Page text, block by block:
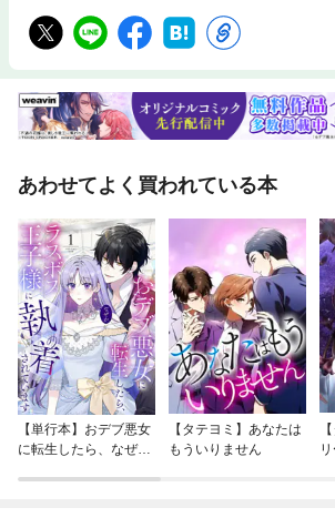
ップ3 IT方針として将来像を描く ステップ4 実
す ステップ5 費用と効果を見積もる第三部：IT
仕掛け1 経営層の意識を醸成する 仕掛け2 現場
仕掛け5 検証のサイクルを次につなげる
あわせてよく買われている本
【単行本】おデブ悪女
に転生したら、なぜか
【タテヨミ】あなたは
もういりません